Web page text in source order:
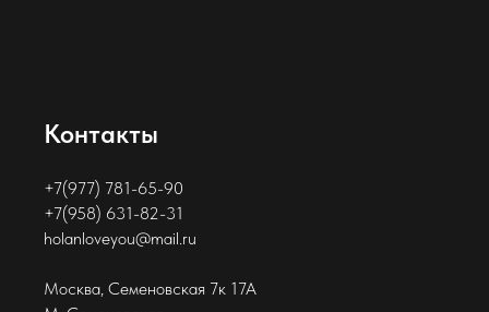
Контакты
+7(977) 781-65-90
+7(958) 631-82-31
holanloveyou@mail.ru
Москва, Семеновская 7к 17А